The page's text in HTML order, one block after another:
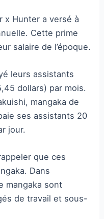
x Hunter a versé à
Cette prime
salaire de l’époque.
leurs assistants
dollars) par mois.
mangaka de
ses assistants 20
jour.
que ces
Dans
mangaka sont
de travail et sous-